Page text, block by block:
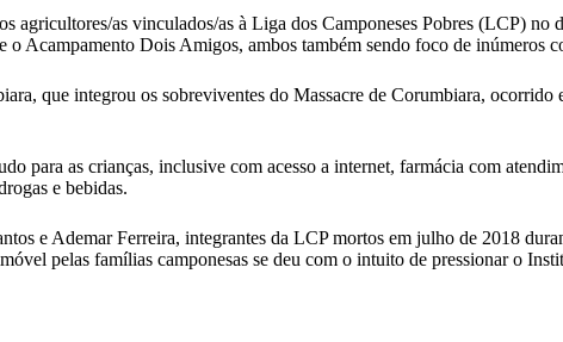
agricultores/as vinculados/as à Liga dos Camponeses Pobres (LCP)
Acampamento Dois Amigos, ambos também sendo foco de inúmeros
que integrou os sobreviventes do Massacre de Corumbiara,
para as crianças, inclusive com acesso a internet, farmácia com
e bebidas.
e Ademar Ferreira, integrantes da LCP mortos em julho de 2018
pelas famílias camponesas se deu com o intuito de pressionar o